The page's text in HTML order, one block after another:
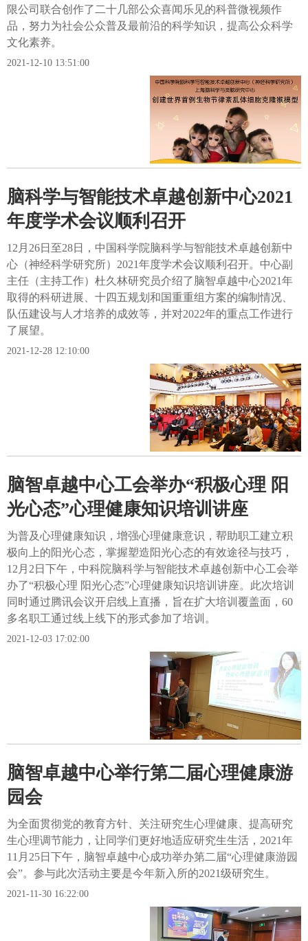
限公司联合创作了二十几部公众喜闻乐见的科普微视频作
品，努力为社会公众普及最前沿的科学知识，提高公众科学
文化素养。
2021-12-10 13:51:00
脑科学与智能技术卓越创新中心2021
年度学术会议顺利召开
12月26日至28日，中国科学院脑科学与智能技术卓越创新中
心（神经科学研究所）2021年度学术会议顺利召开。中心副
主任（主持工作）杜久林研究员介绍了脑智卓越中心2021年
取得的科研进展、十四五规划和国重重组方案的编制情况、
队伍建设与人才培养的成效等，并对2022年的重点工作进行
了展望。
2021-12-28 12:10:00
脑智卓越中心工会举办“积极心理 阳
光心态”心理健康知识培训讲座
为普及心理健康知识，增强心理健康意识，帮助职工建立积
极向上的阳光心态，掌握塑造阳光心态的有效途径与技巧，
12月2日下午，中科院脑科学与智能技术卓越创新中心工会举
办了“积极心理 阳光心态”心理健康知识培训讲座。此次培训
同时通过腾讯会议开启线上直播，旨在扩大培训覆盖面，60
多名职工通过线上线下的形式参加了培训。
2021-12-03 17:02:00
脑智卓越中心举行第二届心理健康游
园会
为全面贯彻党的教育方针、关注研究生心理健康、提高研究
生心理调节能力，让同学们更好地适应研究生生活，2021年
11月25日下午，脑智卓越中心成功举办第二届“心理健康游园
会”。参与此次活动主要是今年新入所的2021级研究生。
2021-11-30 16:22:00